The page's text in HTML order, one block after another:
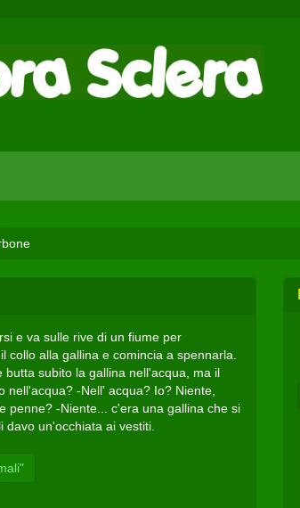
e va sulle rive di un fiume per
collo alla gallina e comincia a spennarla.
subito la gallina nell'acqua, ma il
-Nell' acqua? Io? Niente,
penne? -Niente... c'era una gallina che si
un'occhiata ai vestiti.